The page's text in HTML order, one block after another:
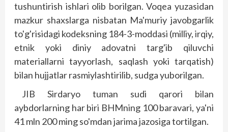
tushuntirish ishlari olib borilgan. Voqea yuzasidan
mazkur shaxslarga nisbatan Ma'muriy javobgarlik
to'g'risidagi kodeksning 184-3-moddasi (milliy, irqiy,
etnik yoki diniy adovatni targ'ib qiluvchi
materiallarni tayyorlash, saqlash yoki tarqatish)
bilan hujjatlar rasmiylashtirilib, sudga yuborilgan.
JIB Sirdaryo tuman sudi qarori bilan
aybdorlarning har biri BHMning 100 baravari, ya'ni
41 mln 200 ming so'mdan jarima jazosiga tortilgan.